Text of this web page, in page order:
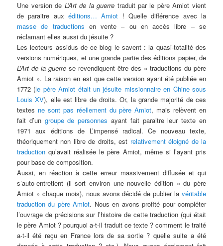
Une version de L’Art de la guerre traduit par le père Amiot vient
de paraitre auxéditions… Amiot ! Quelle différence avec la
masse de traductions en vente – ou en accès libre – se
réclamant elles aussi du jésuite ?
Les lecteurs assidus de ce blog le savent : la quasi-totalité des
versions numériques, et une grande partie des éditions papier, de
L’Art de la guerre se revendiquent être des « traductions du père
Amiot ». La raison en est que cette version ayant été publiée en
1772 (le père Amiot était un jésuite missionnaire en Chine sous
Louis XV), elle est libre de droits. Or, la grande majorité de ces
textes ne sont pas réellement du père Amiot, mais relèvent en
fait d’un groupe de personnes ayant fait paraitre leur texte en
1971 aux éditions de L’impensé radical. Ce nouveau texte,
théoriquement non libre de droits, est relativement éloigné de la
traduction qu’avait réalisée le père Amiot, même si l’ayant pris
pour base de composition.
Aussi, en réaction à cette erreur massivement diffusée et qui
s’auto-entretient (il sort environ une nouvelle édition « du père
Amiot » chaque mois), nous avons décidé de publier la véritable
traduction du père Amiot. Nous en avons profité pour compléter
l’ouvrage de précisions sur l’histoire de cette traduction (qui était
le père Amiot ? pourquoi a-t-il traduit ce texte ? comment le traité
a-t-il été reçu en France lors de sa sortie ? quelle suite a été